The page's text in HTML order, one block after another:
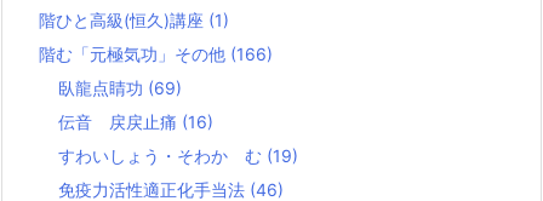
階ひと高級(恒久)講座 (1)
階む「元極気功」その他 (166)
臥龍点睛功 (69)
伝音 戻戻止痛 (16)
すわいしょう・そわか む (19)
免疫力活性適正化手当法 (46)